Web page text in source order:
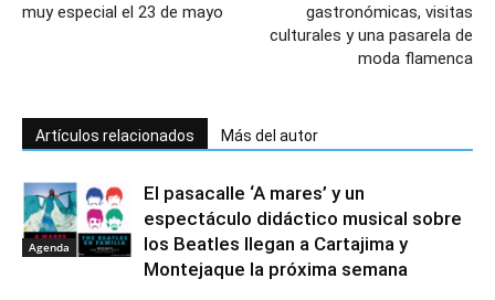
muy especial el 23 de mayo
gastronómicas, visitas
culturales y una pasarela de
moda flamenca
Artículos relacionados Más del autor
Agenda
El pasacalle ‘A mares’ y un
espectáculo didáctico musical sobre
los Beatles llegan a Cartajima y
Montejaque la próxima semana